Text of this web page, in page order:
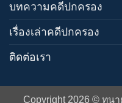
บทความคดีปกครอง
เรื่องเล่าคดีปกครอง
ติดต่อเรา
Copyright 2026 © ทนา